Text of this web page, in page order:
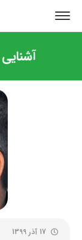
17 آذر 1399